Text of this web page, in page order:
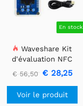
En stock
Waveshare Kit
d'évaluation NFC
ST25R3911B, lecteur
NFC + carte TF + câble
€ 56,50 € 28,25
Voir le produit